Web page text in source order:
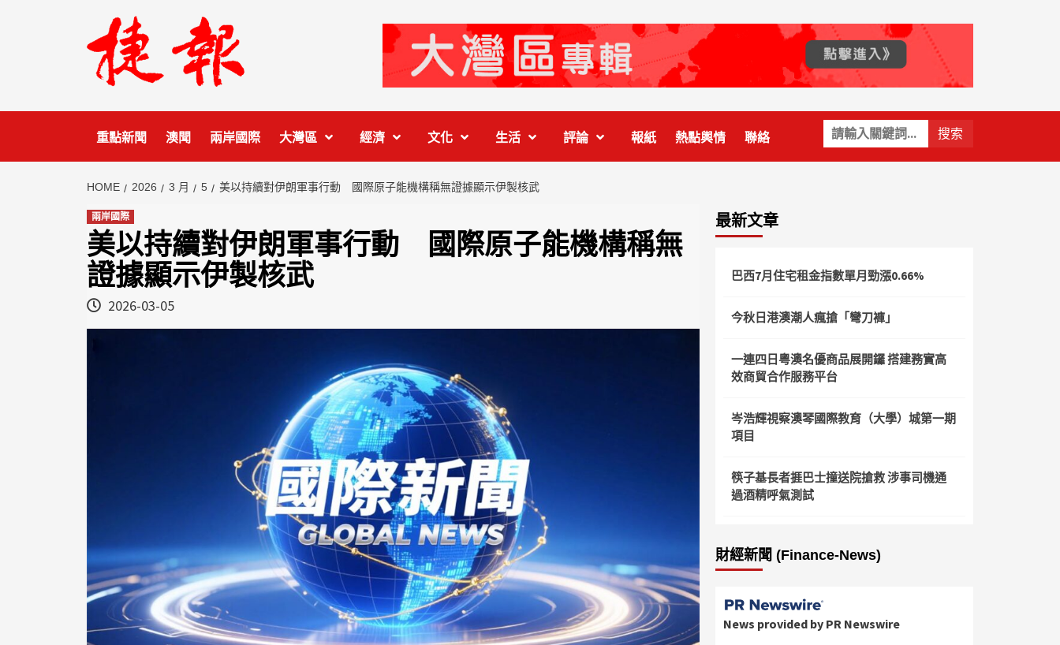
關
鍵
字:
重點新聞 澳聞 兩岸國際 大灣區 經濟 文化 生活 評論 報紙 熱點輿情 聯絡
HOME 2026 3 月 5 美以持續對伊朗軍事行動 國際原子能機構稱無證據顯示伊製核武
兩岸國際
美以持續對伊朗軍事行動 國際原子能機構稱無
證據顯示伊製核武
2026-03-05
最新文章
巴西7月住宅租金指數單月勁漲0.66%
今秋日港澳潮人瘋搶「彎刀褲」
一連四日粵澳名優商品展開鑼 搭建務實高
效商貿合作服務平台
岑浩輝視察澳琴國際教育（大學）城第一期
項目
筷子基長者捱巴士撞送院搶救 涉事司機通
過酒精呼氣測試
財經新聞 (Finance-News)
News provided by PR Newswire